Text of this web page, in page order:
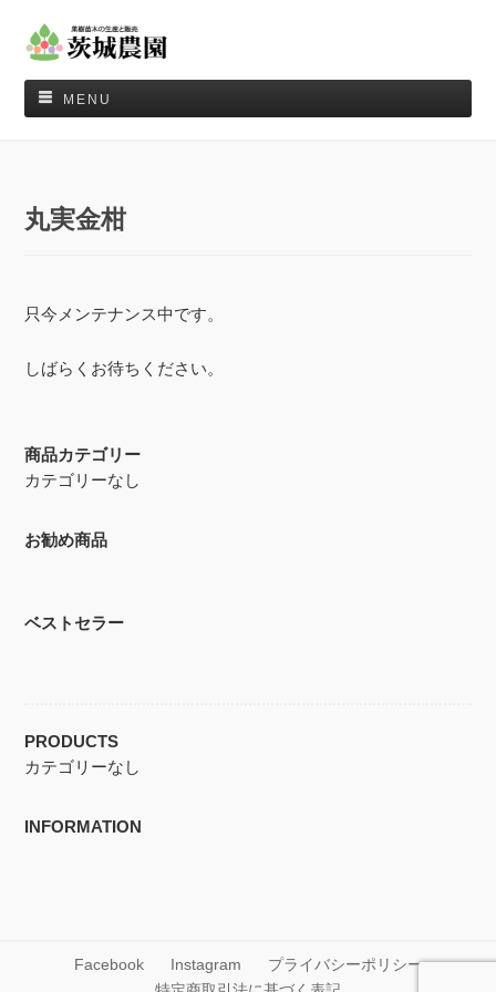
MENU
丸実金柑
只今メンテナンス中です。
しばらくお待ちください。
商品カテゴリー
カテゴリーなし
お勧め商品
ベストセラー
PRODUCTS
カテゴリーなし
INFORMATION
Facebook Instagram
プライバシーポリシー